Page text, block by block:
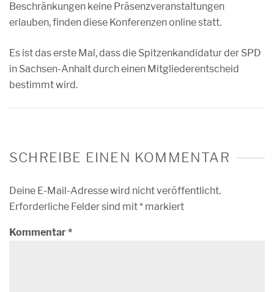
Beschränkungen keine Präsenzveranstaltungen
erlauben, finden diese Konferenzen online statt.
Es ist das erste Mal, dass die Spitzenkandidatur der SPD
in Sachsen-Anhalt durch einen Mitgliederentscheid
bestimmt wird.
SCHREIBE EINEN KOMMENTAR
Deine E-Mail-Adresse wird nicht veröffentlicht.
Erforderliche Felder sind mit* markiert
Kommentar*